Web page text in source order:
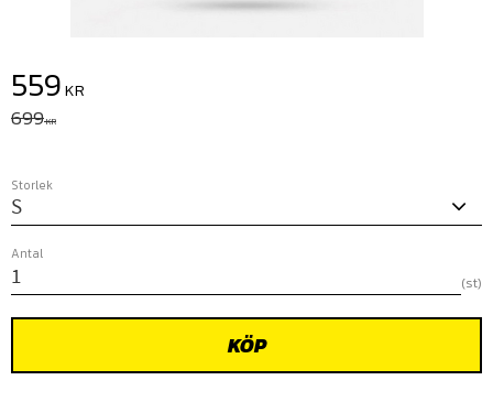
Nedsatt pris:
559KR
Ordinarie pris:
699KR
Storlek
Antal
st
KÖP